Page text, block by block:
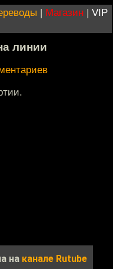
| Магазин | VIP
линии
на канале Rutube